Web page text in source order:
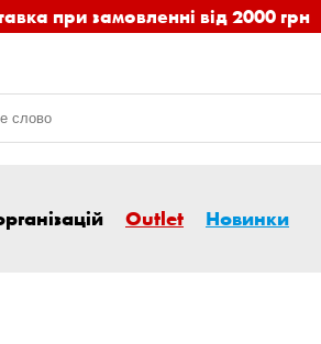
при замовленні від 2000 грн
Outlet Новинки